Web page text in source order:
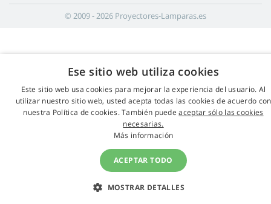
© 2009 - 2026 Proyectores-Lamparas.es
Ese sitio web utiliza cookies
Este sitio web usa cookies para mejorar la experiencia del usuario. Al
utilizar nuestro sitio web, usted acepta todas las cookies de acuerdo con
nuestra Política de cookies. También puedeaceptar sólo las cookies
necesarias.
Más información
ACEPTAR TODO
MOSTRAR DETALLES